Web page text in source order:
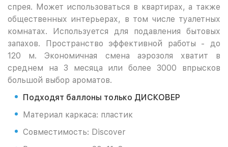
спрея. Может использоваться в квартирах, а также
общественных интерьерах, в том числе туалетных
комнатах. Используется для подавления бытовых
запахов. Пространство эффективной работы - до
120 м. Экономичная смена аэрозоля хватит в
среднем на 3 месяца или более 3000 впрысков
большой выбор ароматов.
Подходят баллоны только ДИСКОВЕР
Материал каркаса: пластик
Совместимость: Discover